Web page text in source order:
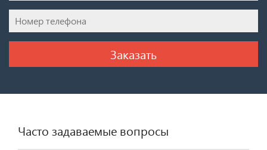
Часто задаваемые вопросы